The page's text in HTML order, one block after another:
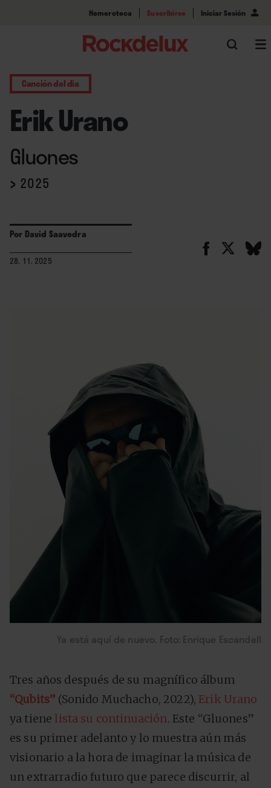
Hemeroteca Suscribirse Iniciar Sesión
Canción del dia
Erik Urano
Gluones
› 2025
Por David Saavedra
28. 11. 2025
Ya está aquí de nuevo. Foto: Enrique Escandell
Tres años después de su magnífico álbum
“Qubits” (Sonido Muchacho, 2022), Erik Urano
ya tiene lista su continuación. Este “Gluones”
es su primer adelanto y lo muestra aún más
visionario a la hora de imaginar la música de
un extrarradio futuro que parece discurrir, al